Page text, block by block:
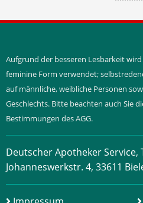
Aufgrund der besseren Lesbarkeit
feminine Form verwendet;
auf männliche, weibliche Personen
Geschlechts. Bitte beachten auch Sie
Bestimmungen des AGG.
Deutscher Apotheker Service,
Johanneswerkstr. 4, 33611